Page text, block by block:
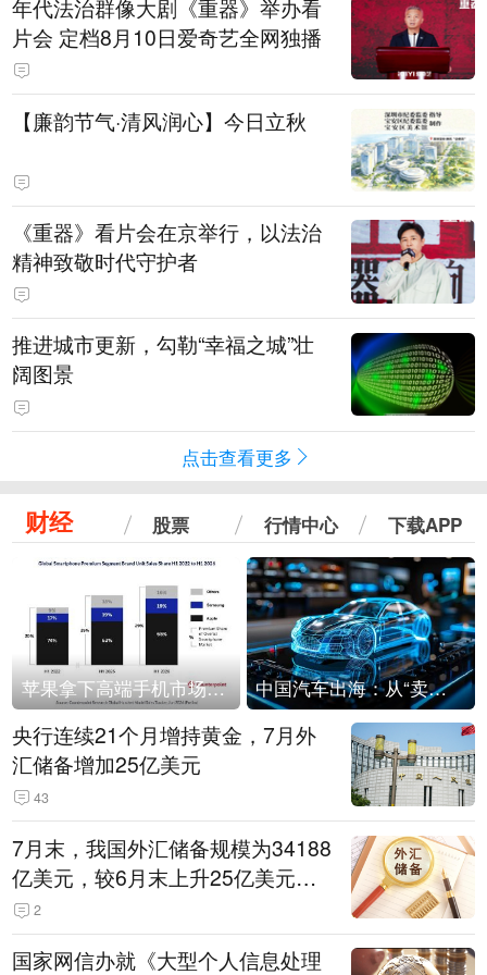
年代法治群像大剧《重器》举办看
片会 定档8月10日爱奇艺全网独播
【廉韵节气·清风润心】今日立秋
《重器》看片会在京举行，以法治
精神致敬时代守护者
推进城市更新，勾勒“幸福之城”壮
阔图景
点击查看更多
财经 股票 行情中心 下载APP
苹果拿下高端手机市场65%的份额：iPhone 17系列功不可没 中国汽车出海：从“卖出去”到“走进去”
央行连续21个月增持黄金，7月外
汇储备增加25亿美元
43
7月末，我国外汇储备规模为34188
亿美元，较6月末上升25亿美元，
升幅为0.07%
2
国家网信办就《大型个人信息处理